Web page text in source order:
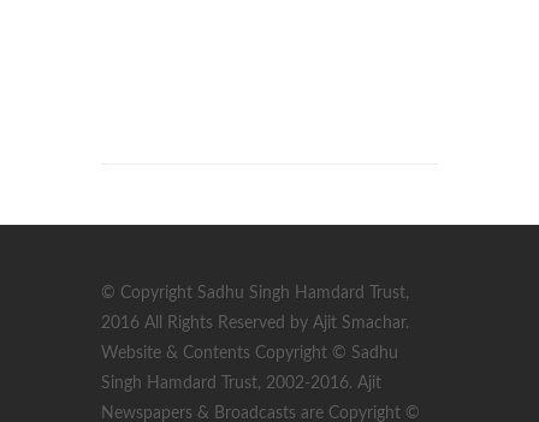
© Copyright Sadhu Singh Hamdard Trust,
2016 All Rights Reserved by Ajit Smachar.
Website & Contents Copyright © Sadhu
Singh Hamdard Trust, 2002-2016. Ajit
Newspapers & Broadcasts are Copyright ©